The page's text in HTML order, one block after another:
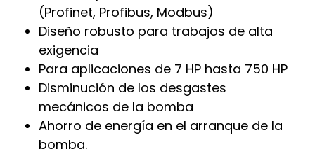
(Profinet, Profibus, Modbus)
Diseño robusto para trabajos de alta
exigencia
Para aplicaciones de 7 HP hasta 750 HP
Disminución de los desgastes
mecánicos de la bomba
Ahorro de energía en el arranque de la
bomba.